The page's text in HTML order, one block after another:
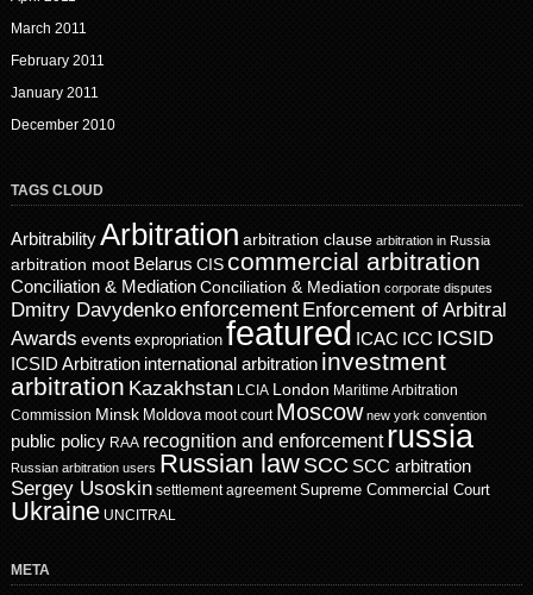
March 2011
February 2011
January 2011
December 2010
TAGS CLOUD
ArbitrabilityArbitration arbitration clause arbitration in Russia
arbitration moot Belarus CIScommercial arbitration
Conciliation & MediationConciliation & Mediation corporate disputes
Dmitry Davydenkoenforcement Enforcement of Arbitral
Awards events expropriation featured ICAC ICC ICSID
ICSID Arbitration international arbitration investment
arbitration Kazakhstan LCIA London Maritime Arbitration
Commission Minsk Moldova moot court Moscow new york convention
public policy RAA recognition and enforcement russia
Russian arbitration users Russian law SCC SCC arbitration
Sergey Usoskin settlement agreement Supreme Commercial Court
Ukraine UNCITRAL
META